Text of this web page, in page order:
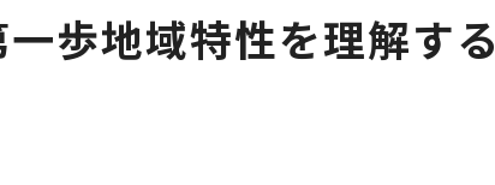
不動産価値の向上法
動産売却専門家の賢い選び方
歩地域特性を理解する